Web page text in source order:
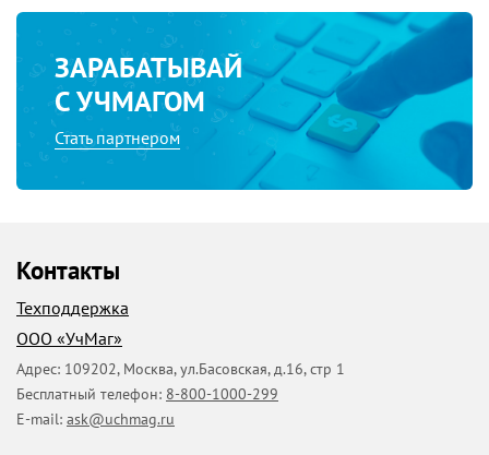
ЗАРАБАТЫВАЙ
С УЧМАГОМ
Стать партнером
Контакты
Техподдержка
ООО «УчМаг»
Адрес: 109202, Москва,ул.Басовская, д.16, стр 1
Бесплатный телефон: 8-800-1000-299
E-mail: ask@uchmag.ru